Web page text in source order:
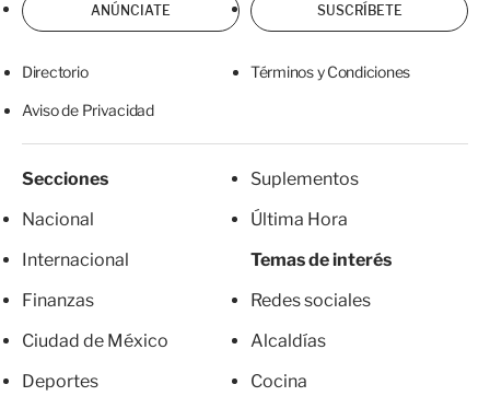
ANÚNCIATE SUSCRÍBETE
Directorio Términos y Condiciones
Aviso de Privacidad
Secciones
Nacional
Internacional
Finanzas
Ciudad de México
Deportes
Suplementos
Última Hora
Temas de interés
Redes sociales
Alcaldías
Cocina